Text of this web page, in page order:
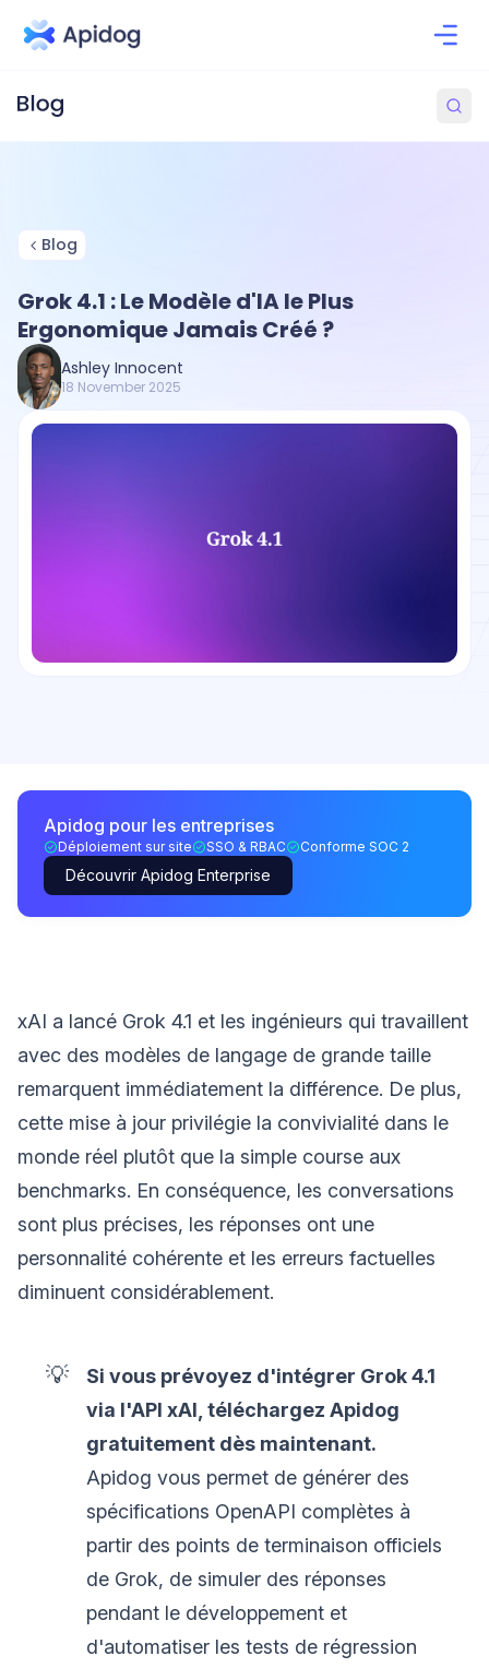
Blog
Grok 4.1 : Le Modèle d'IA le Plus
Ergonomique Jamais Créé ?
Ashley Innocent
18 November 2025
Apidog pour les entreprises
Déploiement sur site SSO & RBAC Conforme SOC 2
Découvrir Apidog Enterprise
xAI a lancé Grok 4.1 et les ingénieurs qui travaillent
avec des modèles de langage de grande taille
remarquent immédiatement la différence. De plus,
cette mise à jour privilégie la convivialité dans le
monde réel plutôt que la simple course aux
benchmarks. En conséquence, les conversations
sont plus précises, les réponses ont une
personnalité cohérente et les erreurs factuelles
diminuent considérablement.
💡
Si vous prévoyez d'intégrer Grok 4.1
via l'API xAI, téléchargez Apidog
gratuitement dès maintenant.
Apidog vous permet de générer des
spécifications OpenAPI complètes à
partir des points de terminaison officiels
de Grok, de simuler des réponses
pendant le développement et
d'automatiser les tests de régression